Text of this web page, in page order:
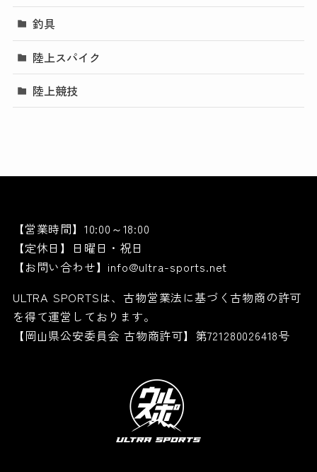
釣具
陸上スパイク
陸上競技
【営業時間】10:00～18:00
【定休日】日曜日・祝日
【お問い合わせ】info@ultra-sports.net
ULTRA SPORTSは、古物営業法に基づく古物商の許可
を得て運営しております。
【岡山県公安委員会 古物商許可】第721280026418号